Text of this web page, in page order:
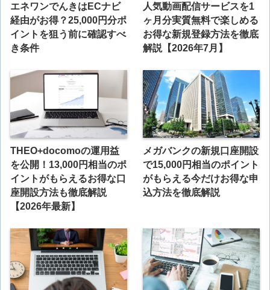
エネワンでんきはECナビ
経由がお得？25,000円分ポ
イントを狙う前に確認すべ
き条件
人気動画配信サービスを1
ヶ月分実質無料で楽しめる
お得な新規登録方法を徹底
解説【2026年7月】
THEO+docomoの運用益
を公開！13,000円相当のポ
イントがもらえるお得な口
座開設方法も徹底解説
【2026年最新】
メガバンクの新規口座開設
で15,000円相当のポイント
がもらえる今だけお得な申
込方法を徹底解説